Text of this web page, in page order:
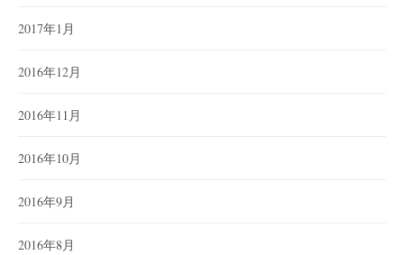
2017年1月
2016年12月
2016年11月
2016年10月
2016年9月
2016年8月